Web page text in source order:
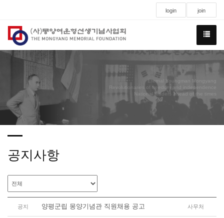
login join
Eternal Youngman Mongyang
Revolutionaries of freedom and independence
National leaders ahead of the times
공지사항
공지 양평군립 몽양기념관 직원채용 공고 사무처